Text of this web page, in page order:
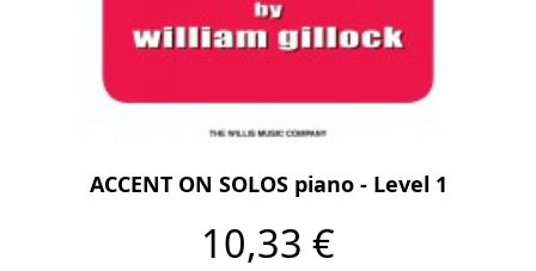
ACCENT ON SOLOS piano - Level 1
10,33 €